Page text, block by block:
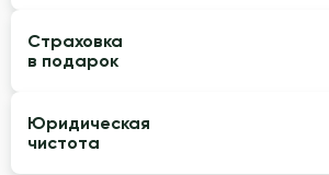
Страховка
в подарок
Юридическая
чистота